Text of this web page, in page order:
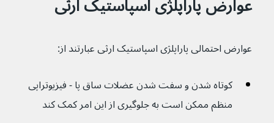
عوارض احتمالی پاراپلژی اسپاستیک ارثی عبارتند از:
کوتاه شدن و سفت شدن عضلات ساق پا - فیزیوتراپی
منظم ممکن است به جلوگیری از این امر کمک کند